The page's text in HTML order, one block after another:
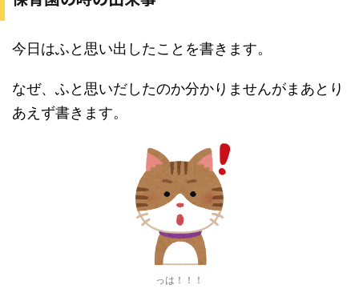
今日はふと思い出したことを書きます。
なぜ、ふと思いだしたのか分かりませんがまあとり
あえず書きます。
っは！！！